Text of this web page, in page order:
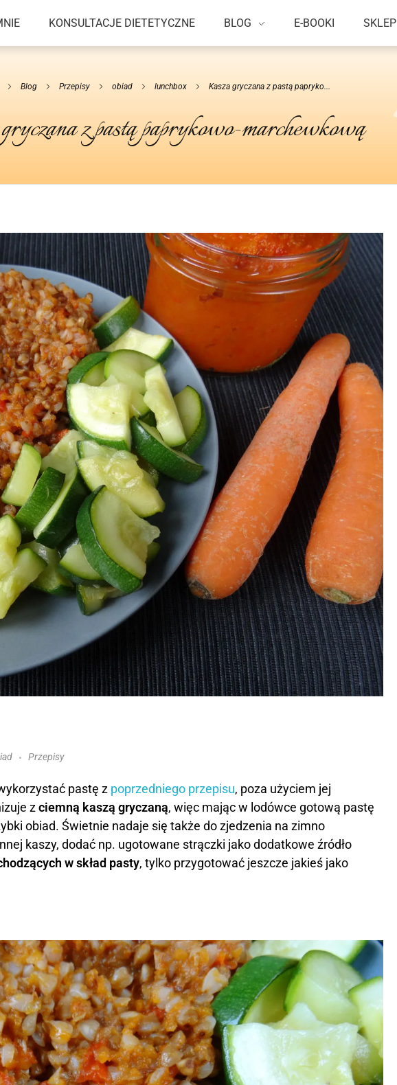
KONSULTACJE DIETETYCZNE BLOG E-BOOKI SKLEP
Blog Przepisy obiad lunchbox Kasza gryczana z pastą papryko...
z pastą paprykowo-marchewkową
Przepisy
pastę z poprzedniego przepisu, poza użyciem jej
zciemną kaszą gryczaną, więc mając w lodówce gotową pastę
obiad. Świetnie nadaje się także do zjedzenia na zimno
kaszy, dodać np. ugotowane strączki jako dodatkowe źródło
w skład pasty, tylko przygotować jeszcze jakieś jako